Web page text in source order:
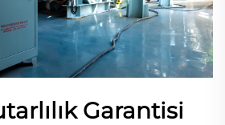
Garantisi